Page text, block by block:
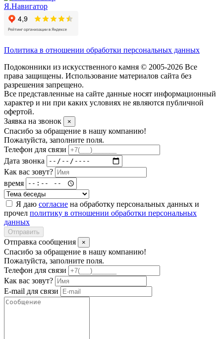
Я.Навигатор
Политика в отношении обработки персональных данных
Подоконники из искусственного камня © 2005-2026 Все
права защищены. Использование материалов сайта без
разрешения запрещено.
Все представленные на сайте данные носят информационный
характер и ни при каких условиях не являются публичной
офертой.
Заявка на звонок
×
Спасибо за обращение в нашу компанию!
Пожалуйста, заполните поля.
Телефон для связи
Дата звонка
Как вас зовут?
время
Я даю согласие на обработку персональных данных и
прочел политику в отношении обработки персональных
данных
Отправить
Отправка сообщения ×
Спасибо за обращение в нашу компанию!
Пожалуйста, заполните поля.
Телефон для связи
Как вас зовут?
E-mail для связи